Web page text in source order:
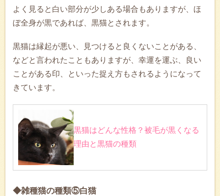
よく見ると白い部分が少しある場合もありますが、ほ
ぼ全身が黒であれば、黒猫とされます。
黒猫は縁起が悪い、見つけると良くないことがある、
などと言われたこともありますが、幸運を運ぶ、良い
ことがある印、といった捉え方もされるようになって
きています。
黒猫はどんな性格？被毛が黒くなる
理由と黒猫の種類
◆雑種猫の種類⑤白猫